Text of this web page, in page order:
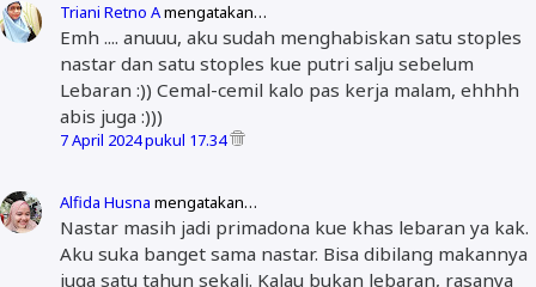
Triani Retno Amengatakan…
Emh .... anuuu, aku sudah menghabiskan satu stoples
nastar dan satu stoples kue putri salju sebelum
Lebaran :)) Cemal-cemil kalo pas kerja malam, ehhhh
abis juga :)))
7 April 2024 pukul 17.34
Alfida Husna mengatakan…
Nastar masih jadi primadona kue khas lebaran ya kak.
Aku suka banget sama nastar. Bisa dibilang makannya
juga satu tahun sekali. Kalau bukan lebaran, rasanya